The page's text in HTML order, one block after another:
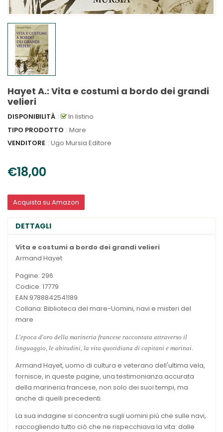
Hayet A.: Vita e costumi a bordo dei grandi
velieri
DISPONIBILITÀ :
In listino
TIPO PRODOTTO : Mare
VENDITORE : Ugo Mursia Editore
€18,00
Acquista su Amazon
DETTAGLI
Vita e costumi a bordo dei grandi velieri
Armand Hayet
Pagine: 296
Codice: 17779
EAN 9788842541189
Collana: Biblioteca del mare-Uomini, navi e misteri del
mare
L'epoca d'oro della marineria francese raccontata attraverso il
linguaggio, le abitudini, la vita quotidiana di capitani e marinai.
Armand Hayet, uomo di cultura e veterano dell'ultima vela,
fornisce, in queste pagine, una testimonianza accurata
della marineria francese, non solo dei suoi tempi, ma
anche di quelli precedenti.
La sua indagine si concentra sugli uomini più che sulle navi,
raccogliendo tutto ciò che ne rispecchiava la vita: dalle